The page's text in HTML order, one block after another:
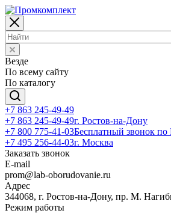
Везде
По всему сайту
По каталогу
+7 863 245-49-49
+7 863 245-49-49г. Ростов-на-Дону
+7 800 775-41-03Бесплатный звонок по
+7 495 256-44-03г. Москва
Заказать звонок
E-mail
prom@lab-oborudovanie.ru
Адрес
344068, г. Ростов-на-Дону, пр. М.
Режим работы